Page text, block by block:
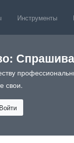
Инструменты
свои.
Войти